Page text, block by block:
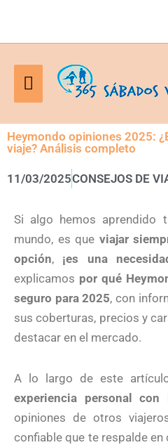
Menú
principal
Heymondo opiniones 2025:
viaje? Análisis completo
11/03/2025CONSEJOS DE
Si algo hemos aprendido
mundo, es que viajar
opción, ¡es una
explicamos por qué
seguro para 2025, con
sus coberturas, precios y
destacar en el mercado.
A lo largo de este
experiencia personal con
opiniones de otros
confiable que te respalde